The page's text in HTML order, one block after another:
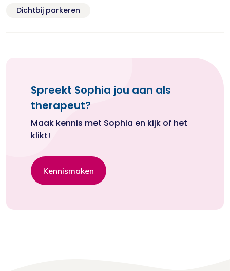
Dichtbij parkeren
Spreekt Sophia jou aan als
therapeut?
Maak kennis met Sophia en kijk of het
klikt!
Kennismaken